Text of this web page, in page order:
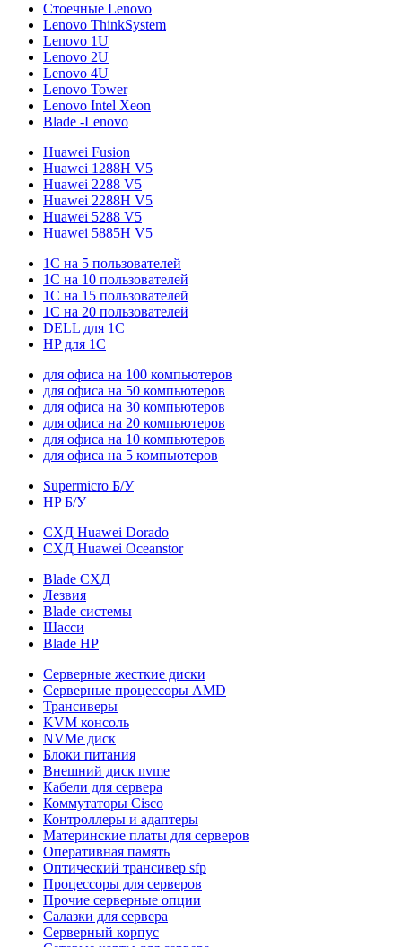
Стоечные Lenovo
Lenovo ThinkSystem
Lenovo 1U
Lenovo 2U
Lenovo 4U
Lenovo Tower
Lenovo Intel Xeon
Blade -Lenovo
Huawei Fusion
Huawei 1288H V5
Huawei 2288 V5
Huawei 2288H V5
Huawei 5288 V5
Huawei 5885H V5
1С на 5 пользователей
1С на 10 пользователей
1С на 15 пользователей
1С на 20 пользователей
DELL для 1С
HP для 1С
для офиса на 100 компьютеров
для офиса на 50 компьютеров
для офиса на 30 компьютеров
для офиса на 20 компьютеров
для офиса на 10 компьютеров
для офиса на 5 компьютеров
Supermicro Б/У
HP Б/У
СХД Huawei Dorado
СХД Huawei Oceanstor
Blade СХД
Лезвия
Blade системы
Шасси
Blade HP
Серверные жесткие диски
Серверные процессоры AMD
Трансиверы
KVM консоль
NVMe диск
Блоки питания
Внешний диск nvme
Кабели для сервера
Коммутаторы Cisco
Контроллеры и адаптеры
Материнские платы для серверов
Оперативная память
Оптический трансивер sfp
Процессоры для серверов
Прочие серверные опции
Салазки для сервера
Серверный корпус